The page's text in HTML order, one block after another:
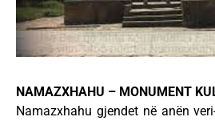
NAMAZXHAHU – MONUMENT
Namazxhahu gjendet në anën